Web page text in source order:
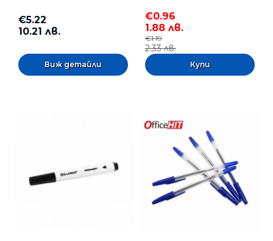
€5.22
10.21 лв.
Виж детайли
€0.96
1.88 лв.
€1.19
2.33 лв.